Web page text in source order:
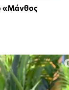
«Μάνθος